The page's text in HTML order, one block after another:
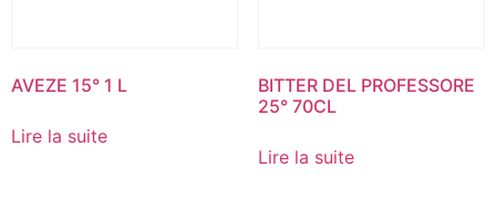
AVEZE 15° 1 L
Lire la suite
BITTER DEL PROFESSORE
25° 70CL
Lire la suite